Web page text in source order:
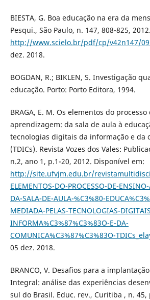
BIESTA, G. Boa educação na era da
Pesqui., São Paulo, n. 147, 808-825,
http://www.scielo.br/pdf/cp/v42n147/
dez. 2018.
BOGDAN, R.; BIKLEN, S. Investigação
educação. Porto: Porto Editora, 1994.
BRAGA, E. M. Os elementos do
aprendizagem: da sala de aula à
tecnologias digitais da informação e da
(TDICs). Revista Vozes dos Vales:
n.2, ano 1, p.1-20, 2012. Disponível em:
http://site.ufvjm.edu.br/
ELEMENTOS-DO-PROCESSO-DE-
DA-SALA-DE-AULA-%C3%80-
MEDIADA-PELAS-TECNOLOGIAS-
INFORMA%C3%87%C3%83O-E-DA-
COMUNICA%C3%87%C3%83O-
05 dez. 2018.
BRANCO, V. Desafios para a
Integral: análise das experiências
sul do Brasil. Educ. rev., Curitiba , n. 45,